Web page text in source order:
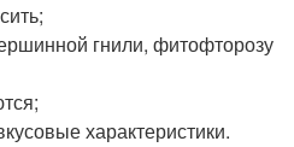
гнили, фитофторозу
характеристики.